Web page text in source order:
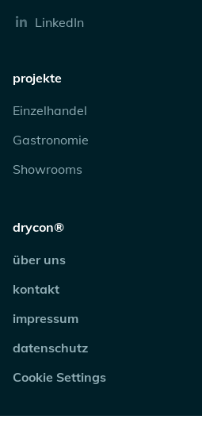
LinkedIn
projekte
Einzelhandel
Gastronomie
Showrooms
drycon®
über uns
kontakt
impressum
datenschutz
Cookie Settings